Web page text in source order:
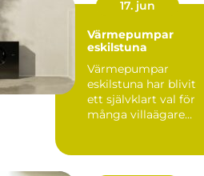
17. jun
Värmepumpar
eskilstuna
Värmepumpar
eskilstuna har blivit
ett självklart val för
många villaägare